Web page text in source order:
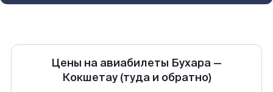
Цены на авиабилеты Бухара —
Кокшетау (туда и обратно)